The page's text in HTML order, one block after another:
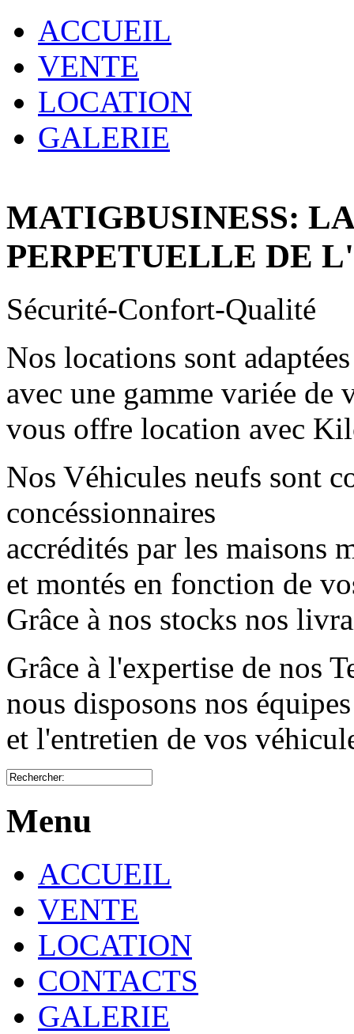
ACCUEIL
VENTE
LOCATION
GALERIE
MATIGBUSINESS:
PERPETUELLE DE
Sécurité-Confort-Qualité
Nos locations sont
avec une gamme variée
vous offre location avec
Nos Véhicules neufs sont
concéssionnaires
accrédités par les maisons
et montés en fonction de
Grâce à nos stocks nos
Grâce à l'expertise de nos
nous disposons nos
et l'entretien de vos
Menu
ACCUEIL
VENTE
LOCATION
CONTACTS
GALERIE